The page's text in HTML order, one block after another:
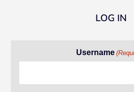
LOG IN
Username